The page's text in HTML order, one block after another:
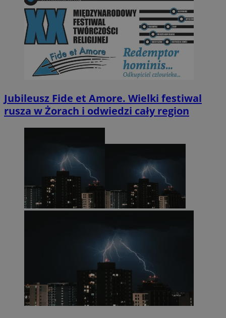
Jubileusz Fide et Amore. Wielki festiwal
rusza w Żorach i odwiedzi cały region